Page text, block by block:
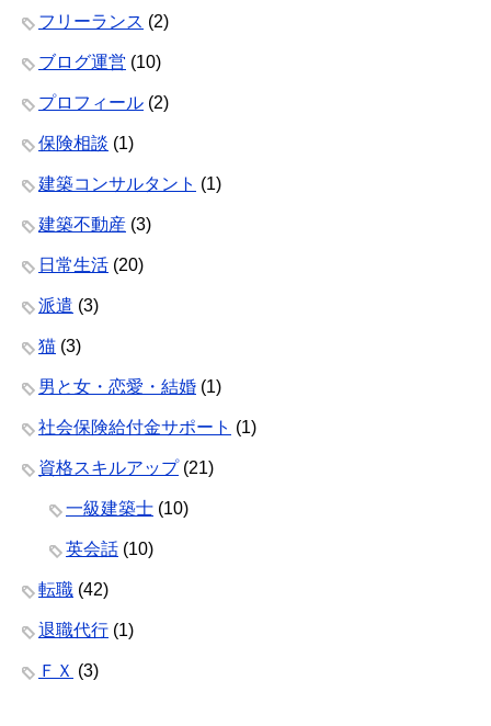
フリーランス (2)
ブログ運営 (10)
プロフィール (2)
保険相談 (1)
建築コンサルタント (1)
建築不動産 (3)
日常生活 (20)
派遣 (3)
猫 (3)
男と女・恋愛・結婚 (1)
社会保険給付金サポート (1)
資格スキルアップ(21)
一級建築士 (10)
英会話 (10)
転職 (42)
退職代行 (1)
ＦＸ (3)